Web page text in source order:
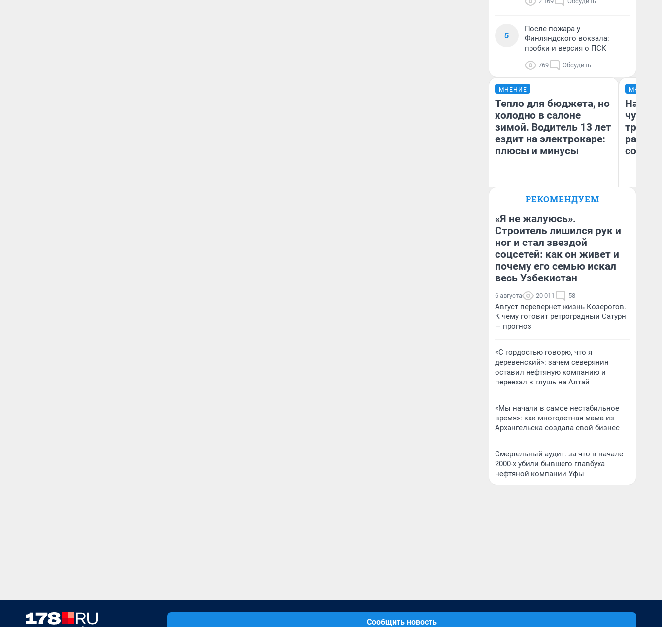
5
После пожара у
Финляндского вокзала:
пробки и версия о ПСК
769 Обсудить
МНЕНИЕ
Тепло для бюджета, но
холодно в салоне
зимой. Водитель 13 лет
ездит на электрокаре:
плюсы и минусы
Денис Дедюхин
МНЕНИЕ
чудом
РЕКОМЕНДУЕМ
«Я не жалуюсь».
Строитель лишился рук и
ног и стал звездой
соцсетей: как он живет и
почему его семью искал
весь Узбекистан
6 августа 20 011 58
Август перевернет жизнь Козерогов.
К чему готовит ретроградный Сатурн
— прогноз
«С гордостью говорю, что я
деревенский»: зачем северянин
оставил нефтяную компанию и
переехал в глушь на Алтай
«Мы начали в самое нестабильное
время»: как многодетная мама из
Архангельска создала свой бизнес
Смертельный аудит: за что в начале
2000-х убили бывшего главбуха
нефтяной компании Уфы
Сообщить новость